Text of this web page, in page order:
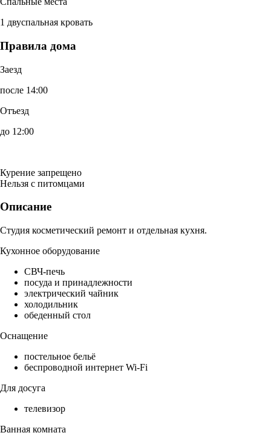
1 двуспальная кровать
Правила дома
Заезд
после 14:00
Отъезд
до 12:00
Курение запрещено
Нельзя с питомцами
Описание
Студия косметический ремонт и отдельная кухня.
Кухонное оборудование
СВЧ-печь
посуда и принадлежности
электрический чайник
холодильник
обеденный стол
Оснащение
постельное бельё
беспроводной интернет Wi-Fi
Для досуга
телевизор
Ванная комната